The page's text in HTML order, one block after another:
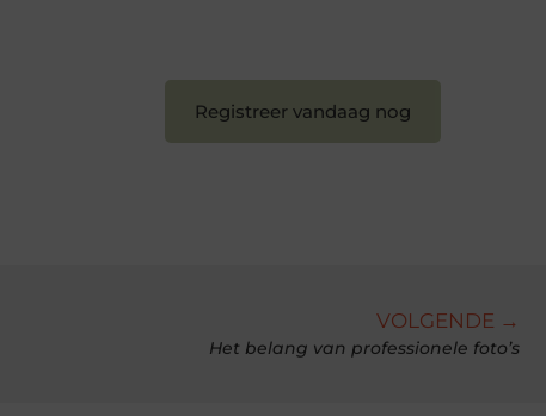
Registreer vandaag nog
VOLGENDE →
Het belang van professionele foto’s